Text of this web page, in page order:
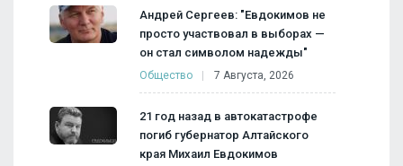
Андрей Сергеев: "Евдокимов не
просто участвовал в выборах —
он стал символом надежды"
Общество 7 Августа, 2026
21 год назад в автокатастрофе
погиб губернатор Алтайского
края Михаил Евдокимов